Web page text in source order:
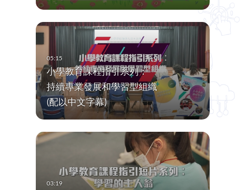
小學教育課程指引系列：
持續專業發展和學習型組織
(配以中文字幕)